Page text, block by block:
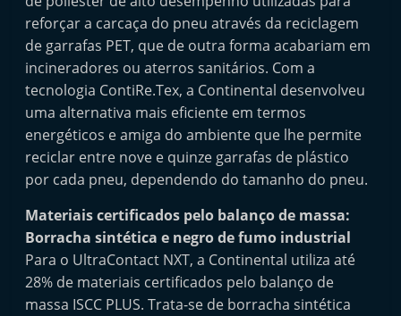
reforçar a carcaça do pneu através da reciclagem
de garrafas PET, que de outra forma acabariam em
incineradores ou aterros sanitários. Com a
tecnologia ContiRe.Tex, a Continental desenvolveu
uma alternativa mais eficiente em termos
energéticos e amiga do ambiente que lhe permite
reciclar entre nove e quinze garrafas de plástico
por cada pneu, dependendo do tamanho do pneu.
Materiais certificados pelo balanço de massa:
Borracha sintética e negro de fumo industrial
Para o UltraContact NXT, a Continental utiliza até
28% de materiais certificados pelo balanço de
massa ISCC PLUS. Trata-se de borracha sintética